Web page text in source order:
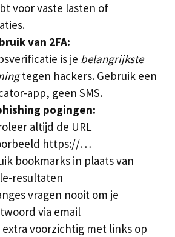
voor vaste lasten of
van 2FA:
is je belangrijkste
tegen hackers. Gebruik een
app, geen SMS.
pogingen:
altijd de URL
https://…
bookmarks in plaats van
resultaten
vragen nooit om je
via email
extra voorzichtig met links op